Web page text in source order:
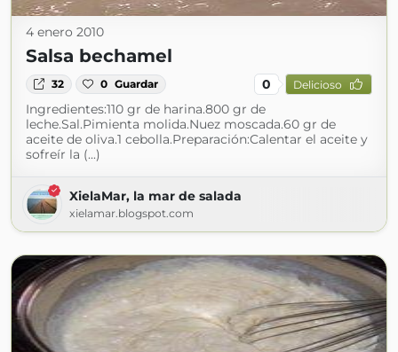
4 enero 2010
Salsa bechamel
32 0 Guardar 0 Delicioso
Ingredientes:110 gr de harina.800 gr de
leche.Sal.Pimienta molida.Nuez moscada.60 gr de
aceite de oliva.1 cebolla.Preparación:Calentar el aceite y
sofreír la (...)
XielaMar, la mar de salada
xielamar.blogspot.com